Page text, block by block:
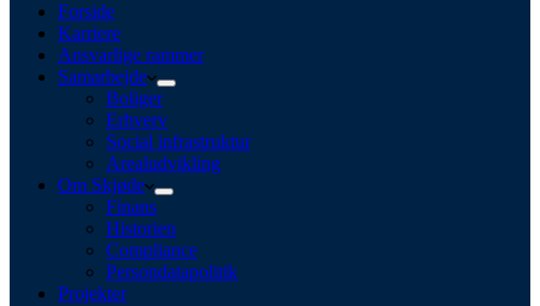
Forside
Karriere
Ansvarlige rammer
Samarbejde
Boliger
Erhverv
Social infrastruktur
Arealudvikling
Om Skjøde
Finans
Historien
Compliance
Persondatapolitik
Projekter